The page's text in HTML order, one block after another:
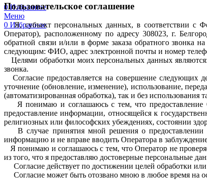
0Избранное
Меню
0 Избранное
Пользовательское соглашение
Я, субъект персональных данных, в соответствии
Оператор), расположенному по адресу 308023, г.
обратной связи и/или в форме заказа обратного звонка
следующим: ФИО, адрес электронной почты и номер
Целями обработки моих персональных данных
звонка.
Согласие предоставляется на совершение следующих
уточнение (обновление, изменение), использование,
(автоматизированная обработка), так и без использования
Я понимаю и соглашаюсь с тем, что предоставление
предоставление информации, относящейся к
религиозных или философских убеждениях, состоянии
В случае принятия мной решения о предоставлении
информацию и не вправе вводить Оператора в
Я понимаю и соглашаюсь с тем, что Оператор не
из того, что я предоставляю достоверные персональные
Согласие действует по достижении целей обработки
Согласие может быть отозвано мною в любое время на